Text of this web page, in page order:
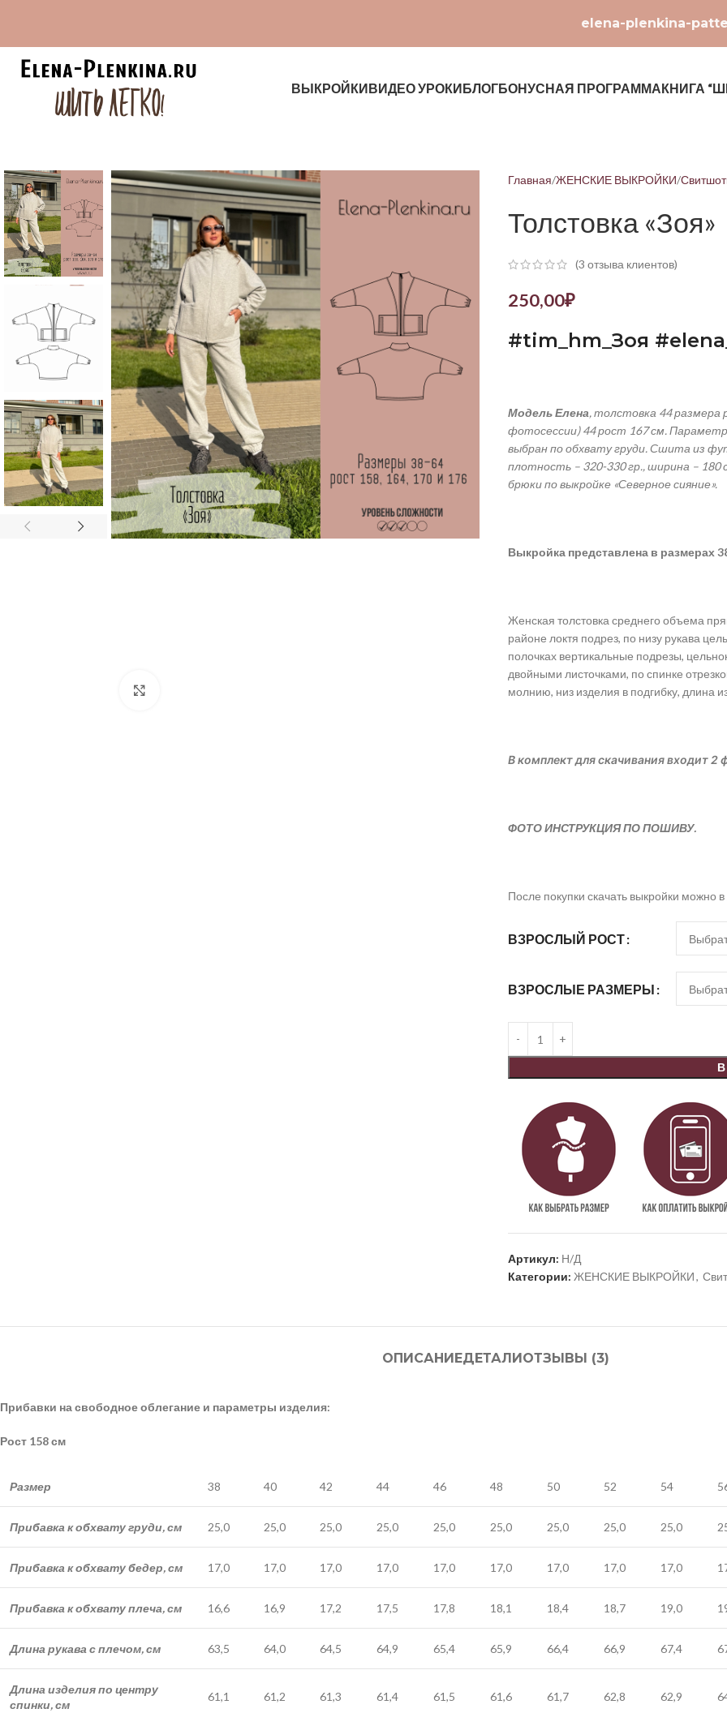
elena-plenkina-
ВЫКРОЙКИВИДЕО УРОКИБЛОГБОНУСНАЯ ПРОГРАММАКНИГА
Главная ЖЕНСКИЕ ВЫКРОЙКИ
Толстовка «Зоя»
(3 отзыва клиентов)
250,00₽
#tim_hm_Зоя
Модель Елена, толстовка 44 размера
фотосессии) 44 рост 167 см.
выбран по обхвату груди. Сшита из
плотность – 320-330 гр., ширина – 180
брюки по выкройке «Северное сияние».
Выкройка представлена в размерах
Женская толстовка среднего объема
районе локтя подрез, по низу рукава
полочках вертикальные подрезы,
двойными листочками, по спинке
молнию, низ изделия в подгибку, длина
В комплект для скачивания входит 2
ФОТО ИНСТРУКЦИЯ ПО ПОШИВУ.
После покупки скачать выкройки можно
ВЗРОСЛЫЙ РОСТ
ВЗРОСЛЫЕ РАЗМЕРЫ
Артикул: Н/Д
Категории: ЖЕНСКИЕ ВЫКРОЙКИ,
ОПИСАНИЕДЕТАЛИ ОТЗЫВЫ (3)
Прибавки на свободное облегание и параметры изделия:
Рост 158 см
Размер 38 40 42 44 46 48 50 52 54
Прибавка к обхвату груди, см 25,0 25,0 25,0 25,0 25,0 25,0 25,0 25,0 25,0
Прибавка к обхвату бедер, см 17,0 17,0 17,0 17,0 17,0 17,0 17,0 17,0 17,0
Прибавка к обхвату плеча, см 16,6 16,9 17,2 17,5 17,8 18,1 18,4 18,7 19,0
Длина рукава с плечом, см 63,5 64,0 64,5 64,9 65,4 65,9 66,4 66,9 67,4
Длина изделия по центру
спинки, см
61,1 61,2 61,3 61,4 61,5 61,6 61,7 62,8 62,9